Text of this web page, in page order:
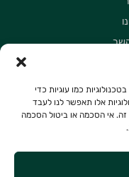
כמו עוגיות כדי
אלו תאפשר לנו לעבד
זה. אי הסכמה או ביטול הסכמה